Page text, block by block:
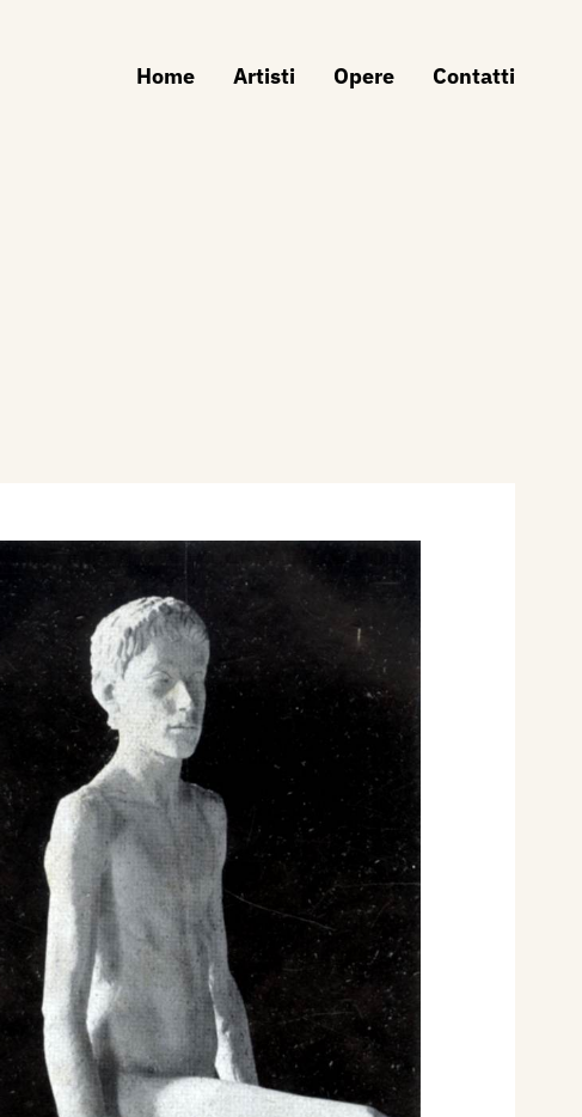
Home Artisti Opere Contatti